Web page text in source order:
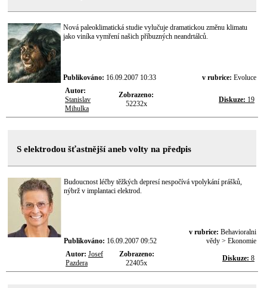
Nová paleoklimatická studie vylučuje dramatickou změnu klimatu
jako viníka vymření našich příbuzných neandrtálců.
Publikováno: 16.09.2007 10:33 v rubrice: Evoluce
Autor:
Stanislav
Mihulka
Zobrazeno:
52232x
Diskuze: 19
S elektrodou šťastnější aneb volty na předpis
Budoucnost léčby těžkých depresí nespočívá vpolykání prášků,
nýbrž v implantaci elektrod.
Publikováno: 16.09.2007 09:52
v rubrice: Behavioralni
vědy > Ekonomie
Autor: Josef
Pazdera
Zobrazeno:
22405x
Diskuze: 8